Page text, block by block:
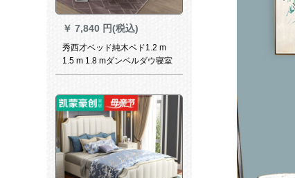
￥ 7,840 円(税込)
秀西才ベッド純木ベド1.2 m
1.5 m 1.8 mダンベルダウ寝室
家具フルバック1200色